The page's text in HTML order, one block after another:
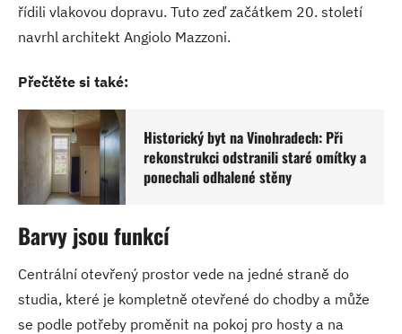
řídili vlakovou dopravu. Tuto zeď začátkem 20. století
navrhl architekt Angiolo Mazzoni.
Přečtěte si také:
Historický byt na Vinohradech: Při
rekonstrukci odstranili staré omítky a
ponechali odhalené stěny
Barvy jsou funkcí
Centrální otevřený prostor vede na jedné straně do
studia, které je kompletně otevřené do chodby a může
se podle potřeby proměnit na pokoj pro hosty a na